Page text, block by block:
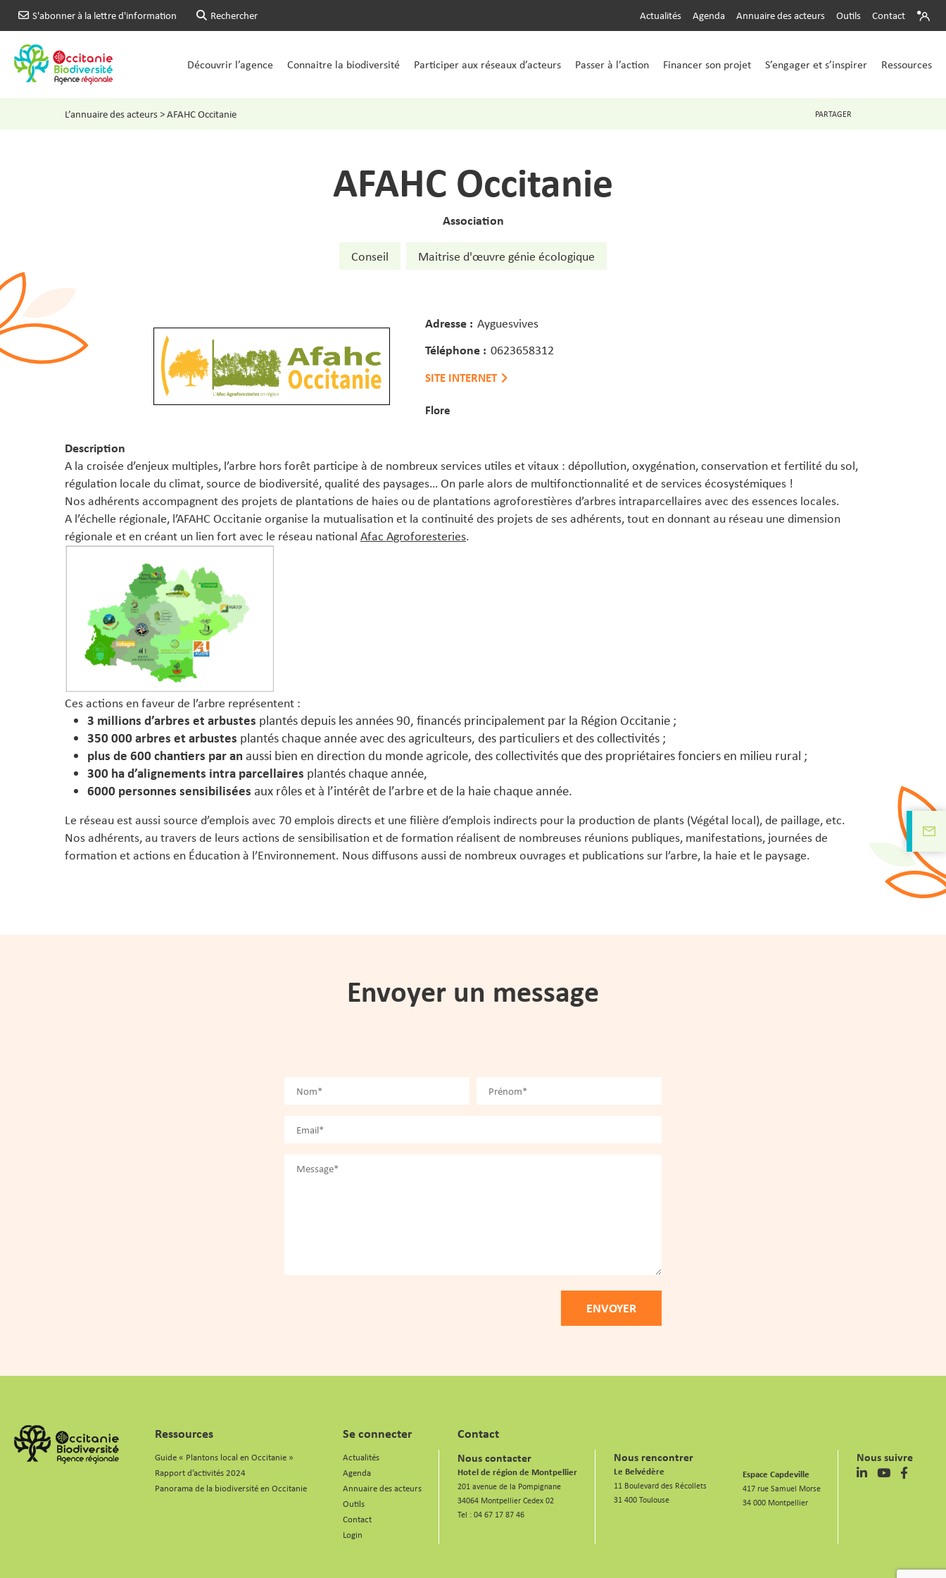
S'abonner à la lettre d'information Rechercher Actualités Agenda Annuaire des acteurs Outils Contact
Découvrir l’agence Connaitre la biodiversité Participer aux réseaux d’acteurs Passer à l’action Financer son projet S’engager et s’inspirer Ressources
L’annuaire des acteurs>AFAHC Occitanie PARTAGER
AFAHC Occitanie
Association
Conseil Maitrise d'œuvre génie écologique
Adresse : Ayguesvives
Téléphone : 0623658312
SITE INTERNET
Flore
Description
A la croisée d’enjeux multiples, l’arbre hors forêt participe à de nombreux services utiles et vitaux : dépollution, oxygénation, conservation et fertilité du sol,
régulation locale du climat, source de biodiversité, qualité des paysages… On parle alors de multifonctionnalité et de services écosystémiques !
Nos adhérents accompagnent des projets de plantations de haies ou de plantations agroforestières d’arbres intraparcellaires avec des essences locales.
A l’échelle régionale, l’AFAHC Occitanie organise la mutualisation et la continuité des projets de ses adhérents, tout en donnant au réseau une dimension
régionale et en créant un lien fort avec le réseau national Afac Agroforesteries.
Ces actions en faveur de l’arbre représentent :
3 millions d’arbres et arbustes plantés depuis les années 90, financés principalement par la Région Occitanie ;
350 000 arbres et arbustes plantés chaque année avec des agriculteurs, des particuliers et des collectivités ;
plus de 600 chantiers par an aussi bien en direction du monde agricole, des collectivités que des propriétaires fonciers en milieu rural ;
300 ha d’alignements intra parcellaires plantés chaque année,
6000 personnes sensibilisées aux rôles et à l’intérêt de l’arbre et de la haie chaque année.
Le réseau est aussi source d’emplois avec 70 emplois directs et une filière d’emplois indirects pour la production de plants (Végétal local), de paillage, etc.
Nos adhérents, au travers de leurs actions de sensibilisation et de formation réalisent de nombreuses réunions publiques, manifestations, journées de
formation et actions en Éducation à l’Environnement. Nous diffusons aussi de nombreux ouvrages et publications sur l’arbre, la haie et le paysage.
Envoyer un message
Ressources
Guide « Plantons local en Occitanie »
Rapport d’activités 2024
Panorama de la biodiversité en Occitanie
Se connecter
Actualités
Agenda
Annuaire des acteurs
Outils
Contact
Login
Contact
Nous contacter
Hotel de région de Montpellier
201 avenue de la Pompignane
34064 Montpellier Cedex 02
Tel :04 67 17 87 46
Nous rencontrer
Le Belvédère
11 Boulevard des Récollets
31 400 Toulouse
Espace Capdeville
417 rue Samuel Morse
34 000 Montpellier
Nous suivre